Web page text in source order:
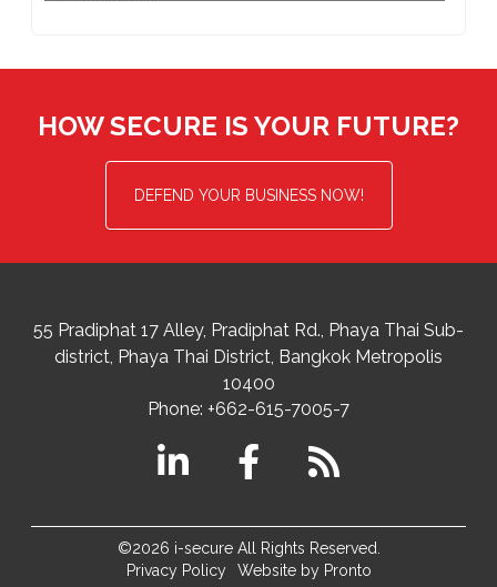
HOW SECURE IS YOUR FUTURE?
DEFEND YOUR BUSINESS NOW!
55 Pradiphat 17 Alley, Pradiphat Rd., Phaya Thai Sub-
district Phaya Thai District, Bangkok Metropolis
10400
Phone: +662-615-7005-7
©2026 i-secure All Rights Reserved.
Privacy Policy
Website by Pronto